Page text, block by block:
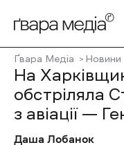
Ґвара Медіа Новини
На
обстріляла
з авіації —
Даша Лобанок